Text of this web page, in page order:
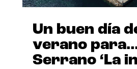
Un buen día
verano
Serrano ‘La